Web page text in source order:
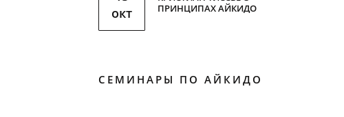
окт
ПРИНЦИПАХ АЙКИДО
СЕМИНАРЫ ПО АЙКИДО